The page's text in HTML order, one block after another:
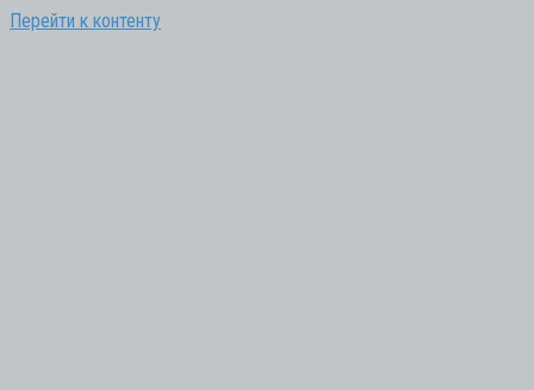
Перейти к контенту